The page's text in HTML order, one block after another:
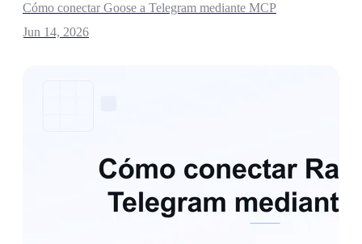
Cómo conectar Goose a Telegram mediante MCP
Jun 14, 2026